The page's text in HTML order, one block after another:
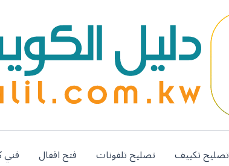
تصليح تكييف تصليح تلفونات فتح اقفال فني